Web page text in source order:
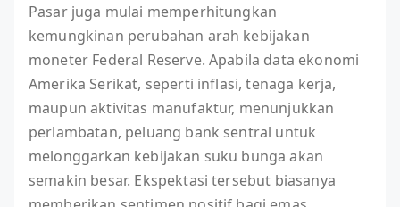
Pasar juga mulai memperhitungkan
kemungkinan perubahan arah kebijakan
moneter Federal Reserve. Apabila data ekonomi
Amerika Serikat, seperti inflasi, tenaga kerja,
maupun aktivitas manufaktur, menunjukkan
perlambatan, peluang bank sentral untuk
melonggarkan kebijakan suku bunga akan
semakin besar. Ekspektasi tersebut biasanya